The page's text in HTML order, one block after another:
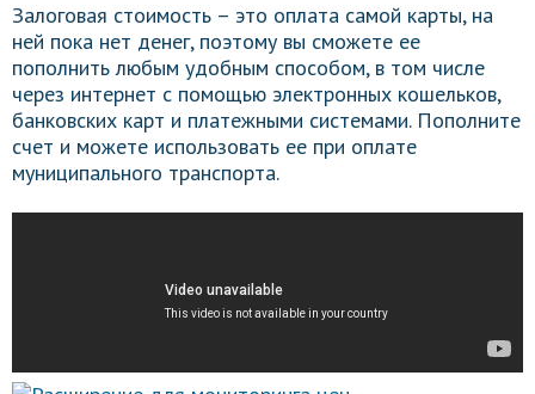
Залоговая стоимость – это оплата самой карты, на
ней пока нет денег, поэтому вы сможете ее
пополнить любым удобным способом, в том числе
через интернет с помощью электронных кошельков,
банковских карт и платежными системами. Пополните
счет и можете использовать ее при оплате
муниципального транспорта.